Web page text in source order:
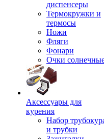
диспенсеры
Термокружки и
термосы
Ножи
Фляги
Фонари
Очки
Аксессуары для
курения
Набор
и трубки